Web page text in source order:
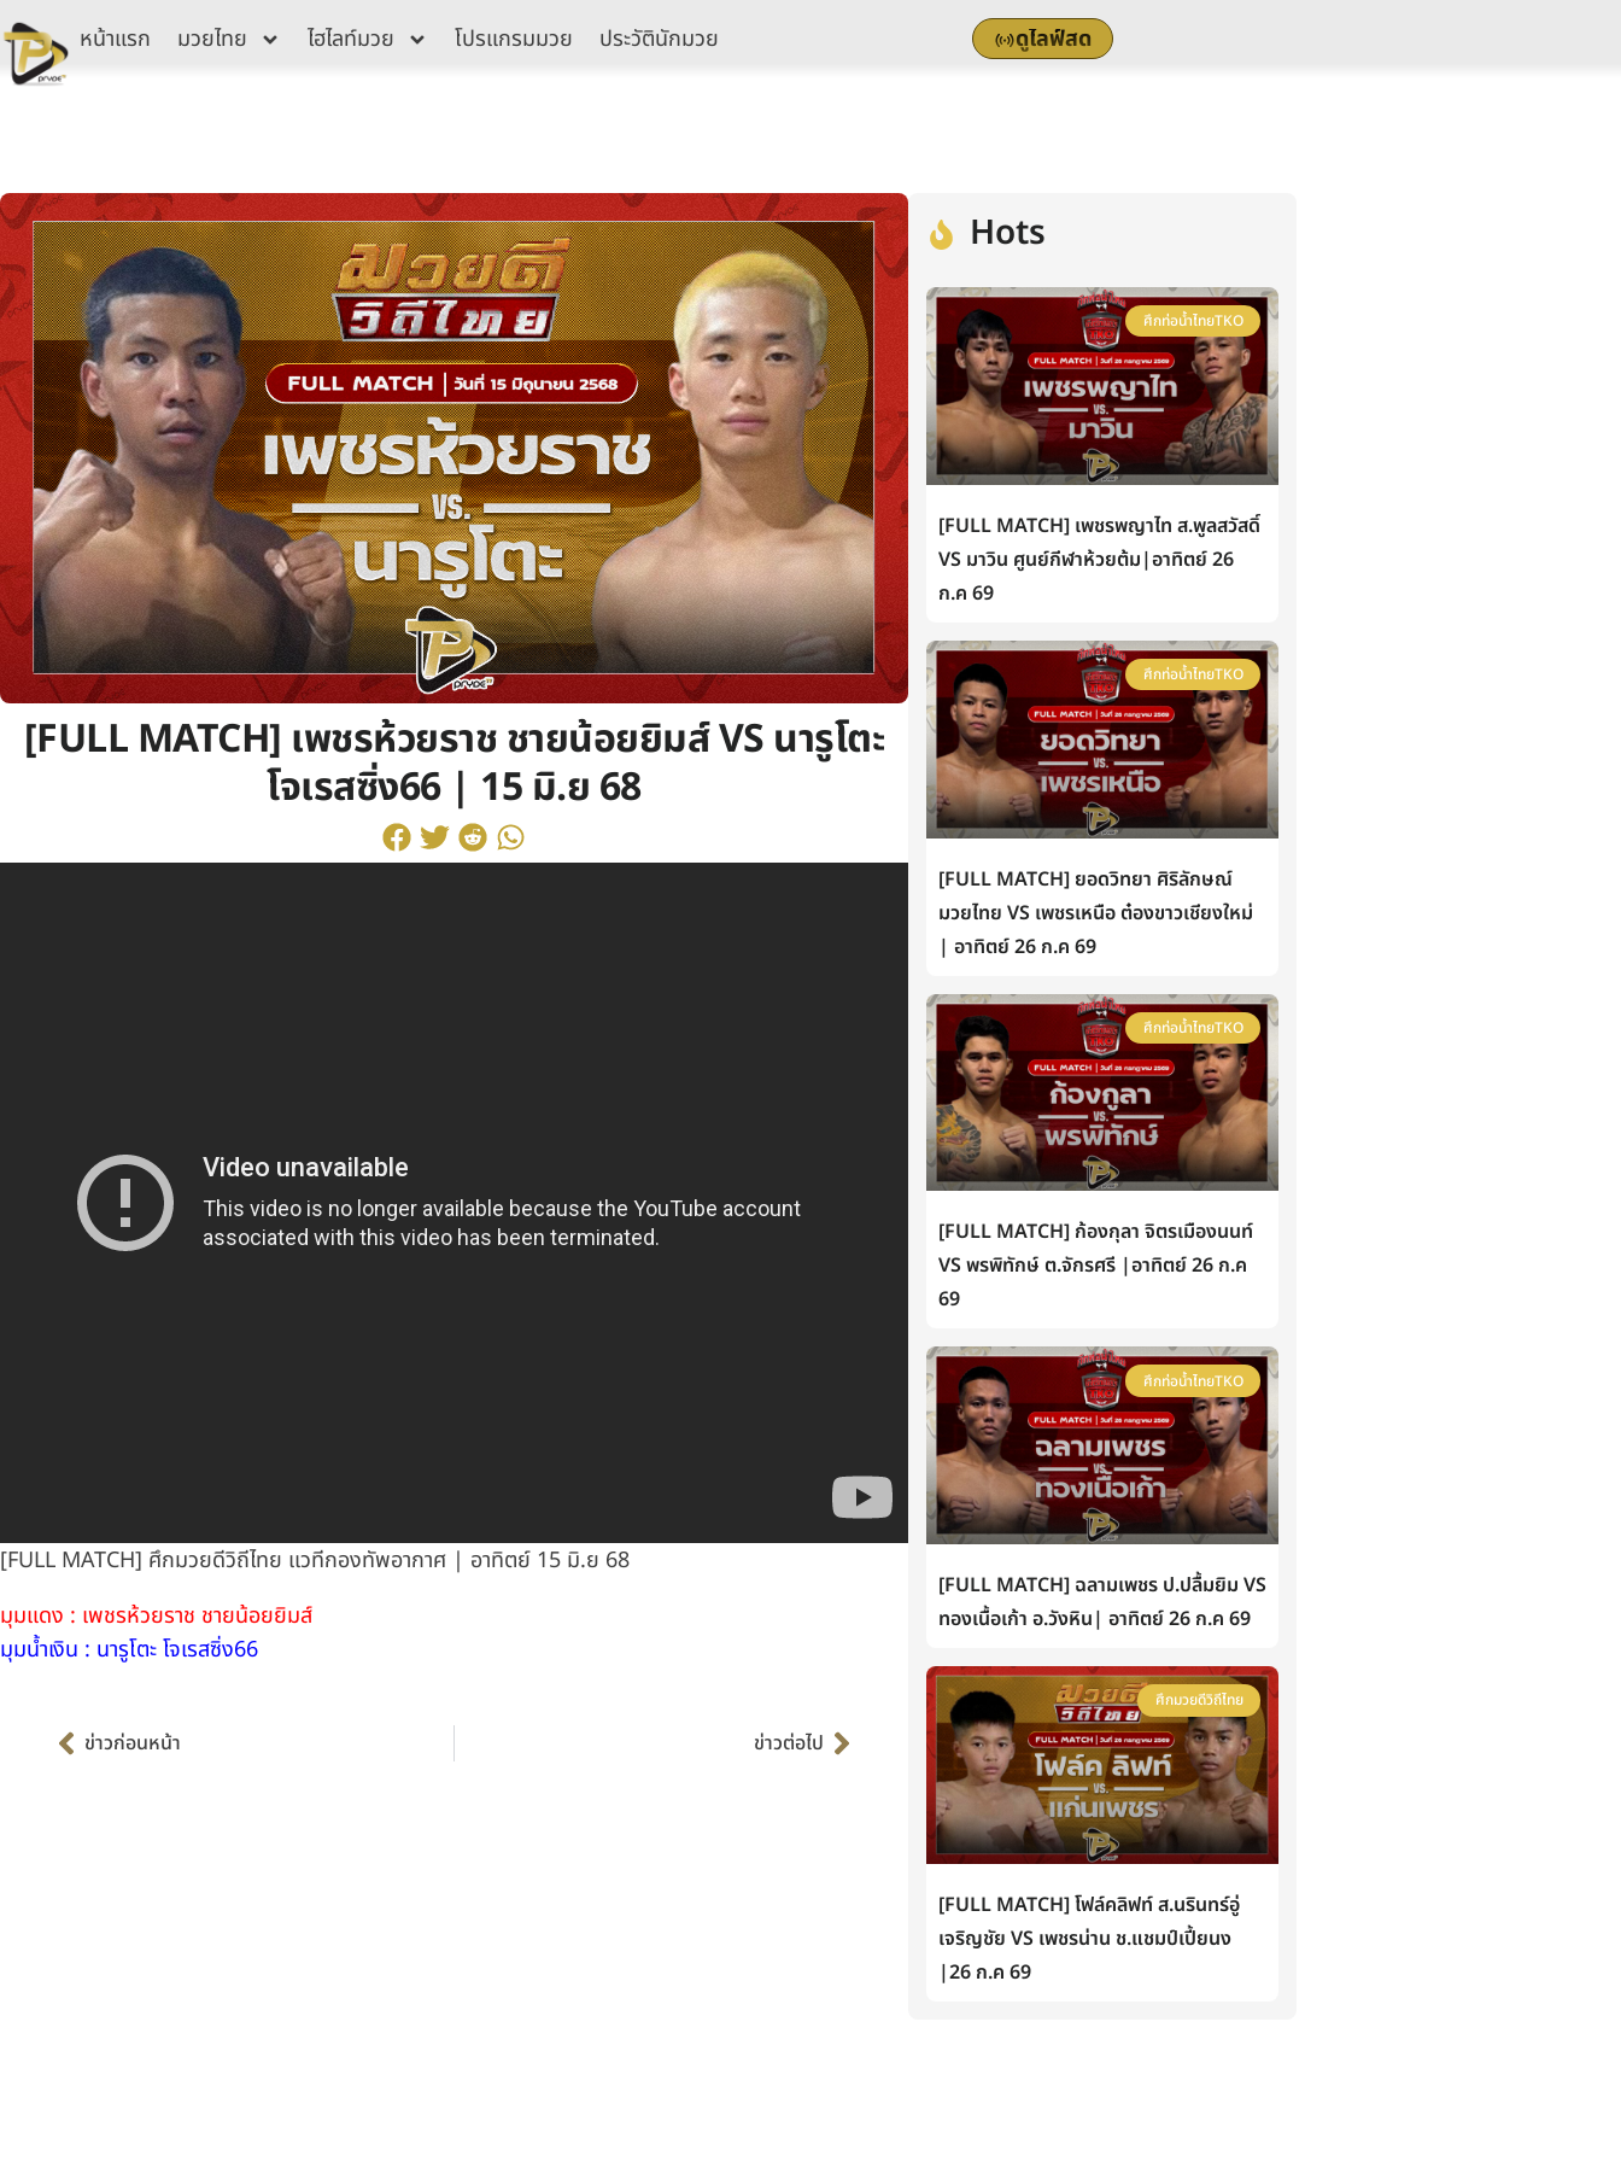
Skip
to
content
หน้าแรก มวยไทย ไฮไลท์มวย โปรแกรมมวย ประวัตินักมวย ดูไลฟ์สด
[FULL MATCH] เพชรห้วยราช ชายน้อยยิมส์ VS นารูโตะ
โจเรสซิ่ง66 | 15 มิ.ย 68
[FULL MATCH] ศึกมวยดีวิถีไทย เเวทีกองทัพอากาศ | อาทิตย์ 15 มิ.ย 68
มุมแดง : เพชรห้วยราช ชายน้อยยิมส์
มุมน้ำเงิน : นารูโตะ โจเรสซิ่ง66
ข่าวก่อนหน้า ข่าวต่อไป
Hots
ศึกท่อน้ำไทยTKO
[FULL MATCH] เพชรพญาไท ส.พูลสวัสดิ์
VS มาวิน ศูนย์กีฬาห้วยต้ม|อาทิตย์ 26
ก.ค 69
ศึกท่อน้ำไทยTKO
[FULL MATCH] ยอดวิทยา ศิริลักษณ์
มวยไทย VS เพชรเหนือ ต๋องขาวเชียงใหม่
| อาทิตย์ 26 ก.ค 69
ศึกท่อน้ำไทยTKO
[FULL MATCH] ก้องกุลา จิตรเมืองนนท์
VS พรพิทักษ์ ต.จักรศรี |อาทิตย์ 26 ก.ค
69
ศึกท่อน้ำไทยTKO
[FULL MATCH] ฉลามเพชร ป.ปลื้มยิม VS
ทองเนื้อเก้า อ.วังหิน| อาทิตย์ 26 ก.ค 69
ศึกมวยดีวิถีไทย
[FULL MATCH] โฟล์คลิฟท์ ส.นรินทร์อู่
เจริญชัย VS เพชรน่าน ช.แชมป์เปี้ยนง
|26 ก.ค 69